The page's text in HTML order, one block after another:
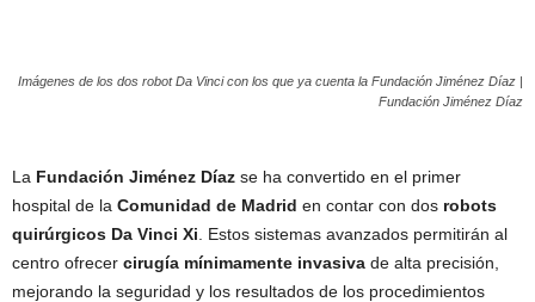
Imágenes de los dos robot Da Vinci con los que ya cuenta la Fundación Jiménez Díaz |
Fundación Jiménez Díaz
La Fundación Jiménez Díaz se ha convertido en el primer
hospital de la Comunidad de Madrid en contar con dos robots
quirúrgicos Da Vinci Xi . Estos sistemas avanzados permitirán al
centro ofrecer cirugía mínimamente invasiva de alta precisión,
mejorando la seguridad y los resultados de los procedimientos